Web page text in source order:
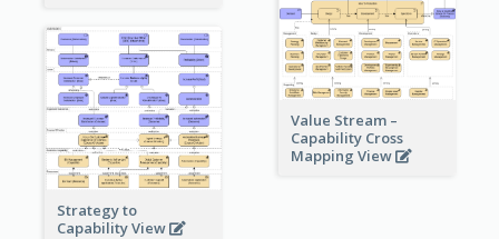
Value Stream –
Capability Cross
Mapping View
Strategy to
Capability View